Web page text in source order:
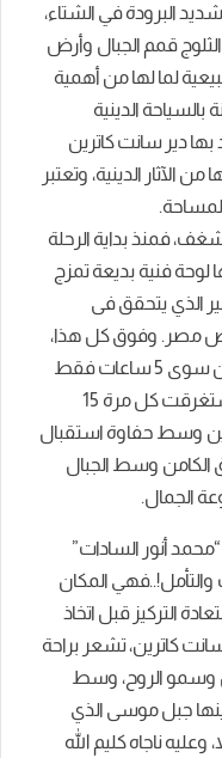
البرودة في الشتاء،
قمم الجبال وأرض
لما لها من أهمية
الدينية
دير سانت كاترين
الدينية، وتعتبر
فمنذ بداية الرحلة
لوحة فنية بديعة تمزج
الذي يتحقق فى
مصر. وفوق كل هذا،
لم يستغرق الطريق لمدينة سانت كاترين سوى 5 ساعات فقط
تخللها الوقوف مرتين فى استراحتين، استغرقت كل مرة 15
وسط حفاوة استقبال
الكامن وسط الجبال
الجمال.
أنور السادات”
والتأمل!..فهي المكان
التركيز قبل اتخاذ
كاترين، تشعر براحة
وسمو الروح، وسط
جبل موسى الذي
ناجاه كليم الله